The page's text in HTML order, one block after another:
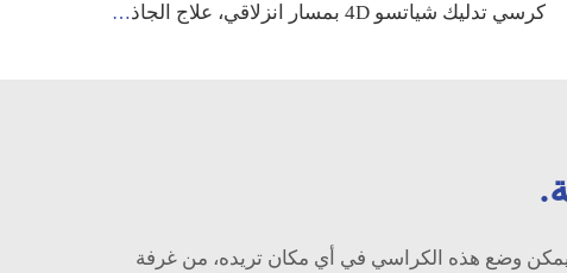
كرسي تدليك شياتسو 4D بمسار انزلاقي، علاج الجاذبية الصفرية، بكرات تدليك القدم، كرسي استرخاء بشاشة لمس، كرسي تدليك كهربائي لجسم كامل مع تسخين
يمكن وضع هذه الكراسي في أي مكان تريده، من غرفة